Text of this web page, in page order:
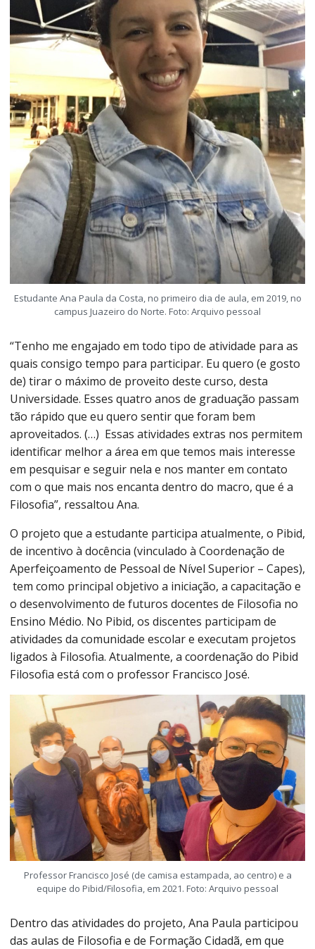
Estudante Ana Paula da Costa, no primeiro dia de aula, em 2019, no
campus Juazeiro do Norte. Foto: Arquivo pessoal
“Tenho me engajado em todo tipo de atividade para as
quais consigo tempo para participar. Eu quero (e gosto
de) tirar o máximo de proveito deste curso, desta
Universidade. Esses quatro anos de graduação passam
tão rápido que eu quero sentir que foram bem
aproveitados. (…) Essas atividades extras nos permitem
identificar melhor a área em que temos mais interesse
em pesquisar e seguir nela e nos manter em contato
com o que mais nos encanta dentro do macro, que é a
Filosofia”, ressaltou Ana.
O projeto que a estudante participa atualmente, o Pibid,
de incentivo à docência (vinculado à Coordenação de
Aperfeiçoamento de Pessoal de Nível Superior – Capes),
tem como principal objetivo a iniciação, a capacitação e
o desenvolvimento de futuros docentes de Filosofia no
Ensino Médio. No Pibid, os discentes participam de
atividades da comunidade escolar e executam projetos
ligados à Filosofia. Atualmente, a coordenação do Pibid
Filosofia está com o professor Francisco José.
Professor Francisco José (de camisa estampada, ao centro) e a
equipe do Pibid/Filosofia, em 2021. Foto: Arquivo pessoal
Dentro das atividades do projeto, Ana Paula participou
das aulas de Filosofia e de Formação Cidadã, em que